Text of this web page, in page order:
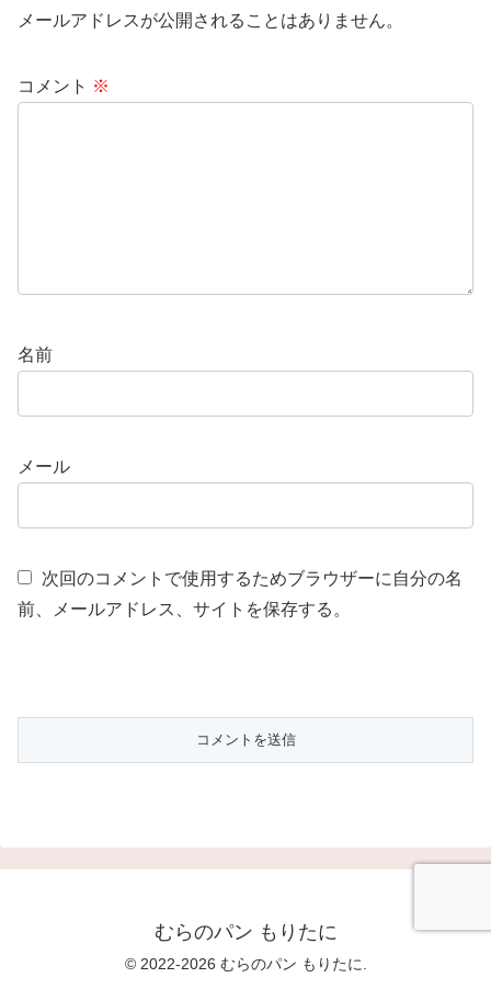
メールアドレスが公開されることはありません。
コメント ※
名前
メール
次回のコメントで使用するためブラウザーに自分の名
前、メールアドレス、サイトを保存する。
むらのパン もりたに
© 2022-2026 むらのパン もりたに.